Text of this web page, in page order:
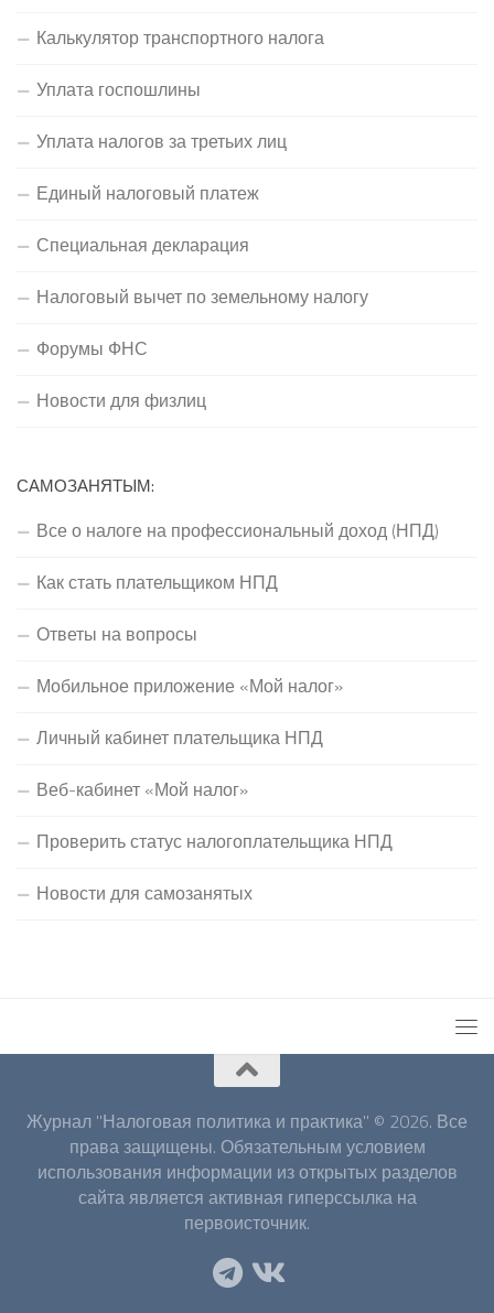
Калькулятор транспортного налога
Уплата госпошлины
Уплата налогов за третьих лиц
Единый налоговый платеж
Специальная декларация
Налоговый вычет по земельному налогу
Форумы ФНС
Новости для физлиц
САМОЗАНЯТЫМ:
Все о налоге на профессиональный доход (НПД)
Как стать плательщиком НПД
Ответы на вопросы
Мобильное приложение «Мой налог»
Личный кабинет плательщика НПД
Веб-кабинет «Мой налог»
Проверить статус налогоплательщика НПД
Новости для самозанятых
Журнал "Налоговая политика и практика" © 2026. Все
права защищены. Обязательным условием
использования информации из открытых разделов
сайта является активная гиперссылка на
первоисточник.